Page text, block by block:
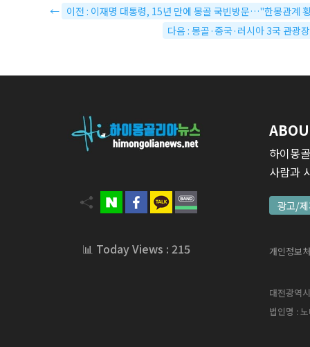
← 이전 : 이재명 대통령, 15년 만에 몽골 국빈방문…"한몽관계
다음 : 몽골·중국·러시아 3국 관광
📊 Today Views : 215
하이몽
사람과
광고/
개인정보
대전광역
법인명 :